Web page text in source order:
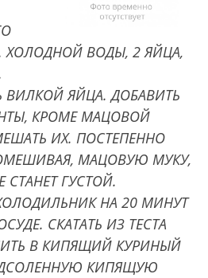
ХОЛОДНОЙ ВОДЫ, 2 ЯЙЦА,
ВИЛКОЙ ЯЙЦА. ДОБАВИТЬ
КРОМЕ МАЦОВОЙ
ИХ. ПОСТЕПЕННО
МАЦОВУЮ МУКУ,
ГУСТОЙ.
НА 20 МИНУТ
СКАТАТЬ ИЗ ТЕСТА
В КИПЯЩИЙ КУРИНЫЙ
КИПЯЩУЮ